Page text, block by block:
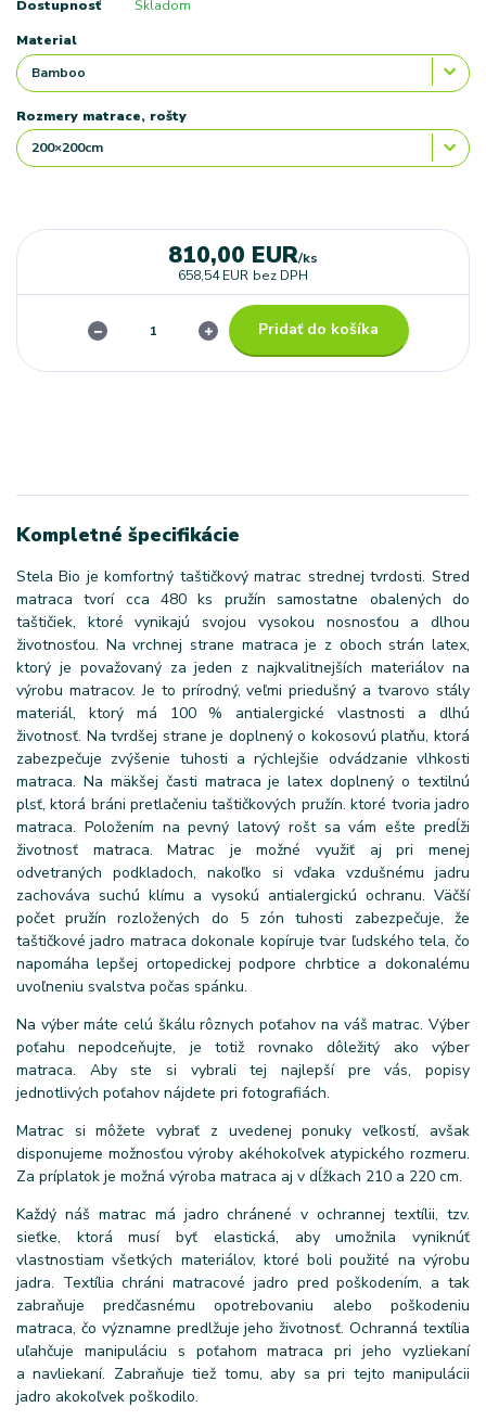
Dostupnosť Skladom
Material
Rozmery matrace, rošty
810,00 EUR/ks
658,54 EUR bez DPH
Pridať do košíka
Kompletné špecifikácie
Stela Bio je komfortný taštičkový matrac strednej tvrdosti. Stred
matraca tvorí cca 480 ks pružín samostatne obalených do
taštičiek, ktoré vynikajú svojou vysokou nosnosťou a dlhou
životnosťou. Na vrchnej strane matraca je z oboch strán latex,
ktorý je považovaný za jeden z najkvalitnejších materiálov na
výrobu matracov. Je to prírodný, veľmi priedušný a tvarovo stály
materiál, ktorý má 100 % antialergické vlastnosti a dlhú
životnosť. Na tvrdšej strane je doplnený o kokosovú platňu, ktorá
zabezpečuje zvýšenie tuhosti a rýchlejšie odvádzanie vlhkosti
matraca. Na mäkšej časti matraca je latex doplnený o textilnú
plsť, ktorá bráni pretlačeniu taštičkových pružín. ktoré tvoria jadro
matraca. Položením na pevný latový rošt sa vám ešte predĺži
životnosť matraca. Matrac je možné využiť aj pri menej
odvetraných podkladoch, nakoľko si vďaka vzdušnému jadru
zachováva suchú klímu a vysokú antialergickú ochranu. Väčší
počet pružín rozložených do 5 zón tuhosti zabezpečuje, že
taštičkové jadro matraca dokonale kopíruje tvar ľudského tela, čo
napomáha lepšej ortopedickej podpore chrbtice a dokonalému
uvoľneniu svalstva počas spánku.
Na výber máte celú škálu rôznych poťahov na váš matrac. Výber
poťahu nepodceňujte, je totiž rovnako dôležitý ako výber
matraca. Aby ste si vybrali tej najlepší pre vás, popisy
jednotlivých poťahov nájdete pri fotografiách.
Matrac si môžete vybrať z uvedenej ponuky veľkostí, avšak
disponujeme možnosťou výroby akéhokoľvek atypického rozmeru.
Za príplatok je možná výroba matraca aj v dĺžkach 210 a 220 cm.
Každý náš matrac má jadro chránené v ochrannej textílii, tzv.
sieťke, ktorá musí byť elastická, aby umožnila vyniknúť
vlastnostiam všetkých materiálov, ktoré boli použité na výrobu
jadra. Textília chráni matracové jadro pred poškodením, a tak
zabraňuje predčasnému opotrebovaniu alebo poškodeniu
matraca, čo významne predlžuje jeho životnosť. Ochranná textília
uľahčuje manipuláciu s poťahom matraca pri jeho vyzliekaní
a navliekaní. Zabraňuje tiež tomu, aby sa pri tejto manipulácii
jadro akokoľvek poškodilo.